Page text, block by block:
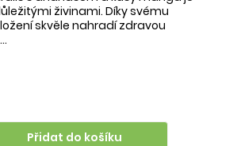
živinami. Díky svému
skvěle nahradí zdravou
Přidat do košíku